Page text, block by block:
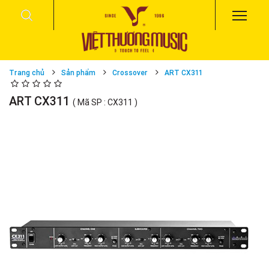
Trang chủ Sản phẩm Crossover ART CX311
ART CX311 ( Mã SP : CX311 )